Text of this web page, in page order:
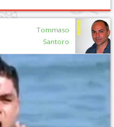
Tommaso
Santoro